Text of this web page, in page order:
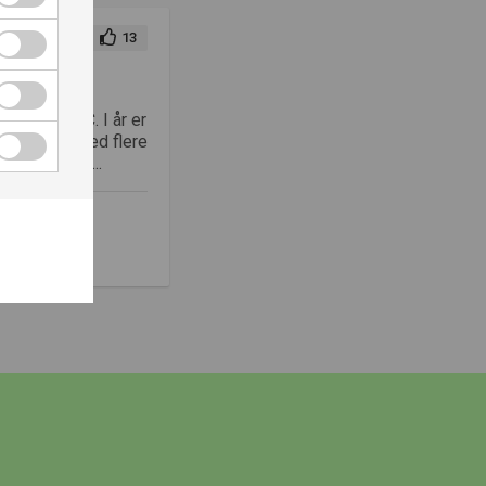
13
i NCC. I år er
med flere
Amfi. Tr...